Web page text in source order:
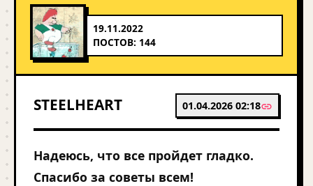
19.11.2022
ПОСТОВ: 144
STEELHEART 01.04.2026 02:18
Надеюсь, что все пройдет гладко.
Спасибо за советы всем!